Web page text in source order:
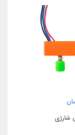
سمپاش شارژی روستیک